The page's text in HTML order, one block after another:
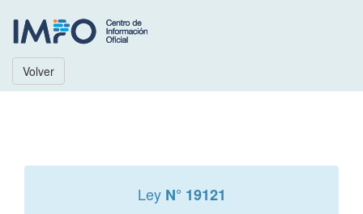
Volver
Ley N° 19121